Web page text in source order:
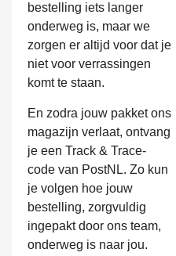
bestelling iets langer
onderweg is, maar we
zorgen er altijd voor dat je
niet voor verrassingen
komt te staan.
En zodra jouw pakket ons
magazijn verlaat, ontvang
je een Track & Trace-
code van PostNL. Zo kun
je volgen hoe jouw
bestelling, zorgvuldig
ingepakt door ons team,
onderweg is naar jou.